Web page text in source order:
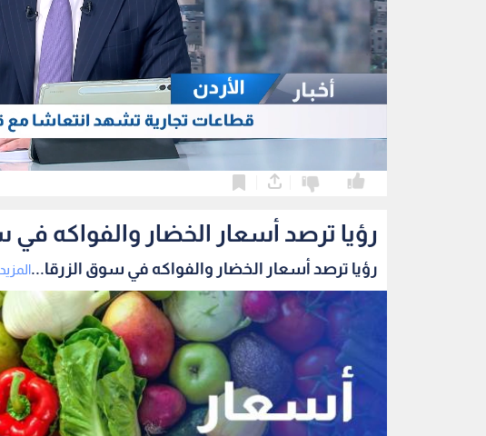
رؤيا ترصد أسعار الخضار والفواكه في
رؤيا ترصد أسعار الخضار والفواكه في سوق الزرقا...المزيد